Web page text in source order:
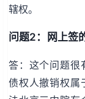
辖权。
问题2：网上签
答：这个问题很
债权人撤销权属